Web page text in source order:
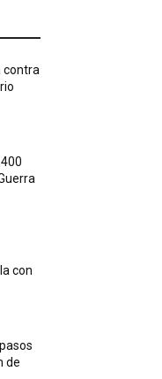
contra
con
de